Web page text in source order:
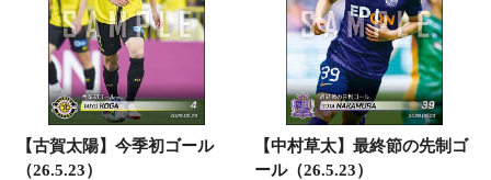
【古賀太陽】今季初ゴール
（26.5.23）
【中村草太】最終節の先制ゴ
ール（26.5.23）